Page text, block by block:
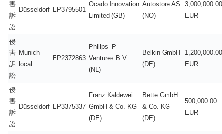
害
訴
訟
Düsseldorf EP3795501
Ocado Innovation
Limited (GB)
Autostore AS
(NO)
3,000,000.00
EUR
侵
害
訴
訟
Munich
local
EP2372863
Philips IP
Ventures B.V.
(NL)
Belkin GmbH
(DE)
1,200,000.00
EUR
侵
害
訴
訟
Düsseldorf EP3375337
Franz Kaldewei
GmbH & Co. KG
(DE)
Bette GmbH
& Co. KG
(DE)
500,000.00
EUR